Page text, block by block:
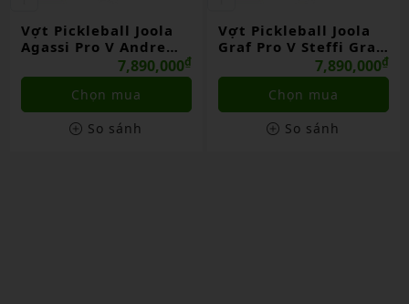
Joola
Pro V Andre
7,890,000₫
Chọn mua
So sánh
Vợt Pickleball Joola
Graf Pro V Steffi Graf
Seaside Green 7,890,000₫
Chọn mua
So sánh
Vợt
Pro V
Johns